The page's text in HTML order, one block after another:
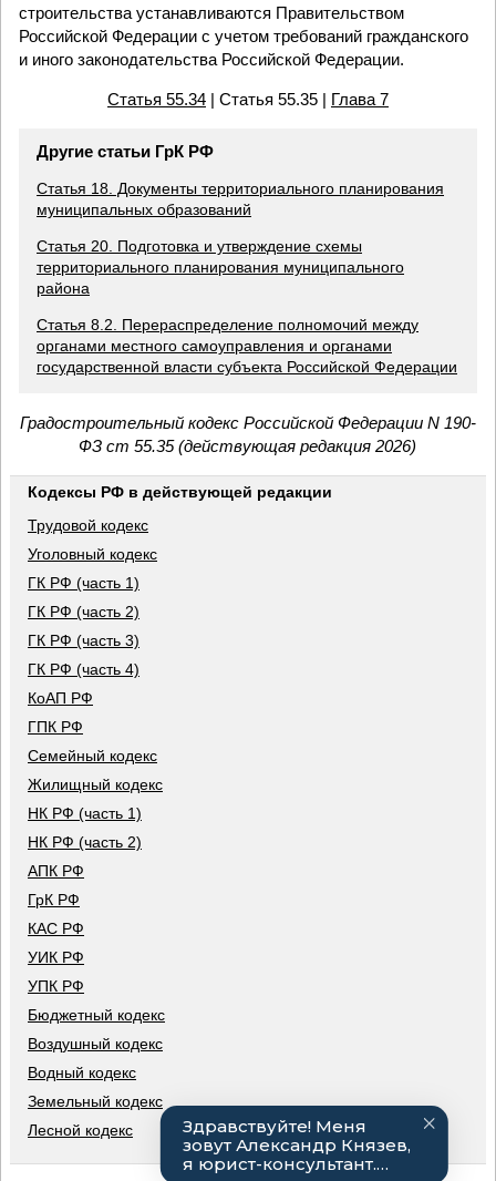
строительства устанавливаются Правительством
Российской Федерации с учетом требований гражданского
и иного законодательства Российской Федерации.
Статья 55.34| Статья 55.35 | Глава 7
Другие статьи ГрК РФ
Статья 18. Документы территориального планирования
муниципальных образований
Статья 20. Подготовка и утверждение схемы
территориального планирования муниципального
района
Статья 8.2. Перераспределение полномочий между
органами местного самоуправления и органами
государственной власти субъекта Российской Федерации
Градостроительный кодекс Российской Федерации N 190-
ФЗ ст 55.35 (действующая редакция 2026)
Кодексы РФ в действующей редакции
Трудовой кодекс
Уголовный кодекс
ГК РФ (часть 1)
ГК РФ (часть 2)
ГК РФ (часть 3)
ГК РФ (часть 4)
КоАП РФ
ГПК РФ
Семейный кодекс
Жилищный кодекс
НК РФ (часть 1)
НК РФ (часть 2)
АПК РФ
ГрК РФ
КАС РФ
УИК РФ
УПК РФ
Бюджетный кодекс
Воздушный кодекс
Водный кодекс
Земельный кодекс
Лесной кодекс